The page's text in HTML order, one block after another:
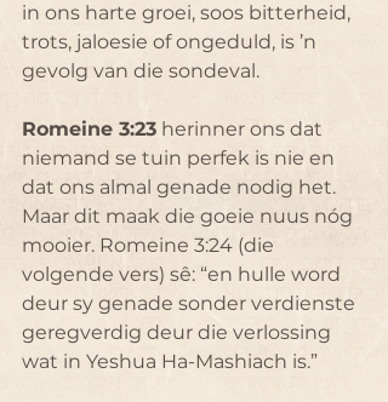
in ons harte groei, soos bitterheid,
trots, jaloesie of ongeduld, is ’n
gevolg van die sondeval.
Romeine 3:23 herinner ons dat
niemand se tuin perfek is nie en
dat ons almal genade nodig het.
Maar dit maak die goeie nuus nóg
mooier. Romeine 3:24 (die
volgende vers) sê: “en hulle word
deur sy genade sonder verdienste
geregverdig deur die verlossing
wat in Yeshua Ha-Mashiach is.”